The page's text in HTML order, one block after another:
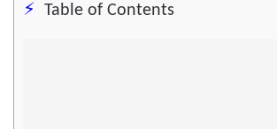
Table of Contents